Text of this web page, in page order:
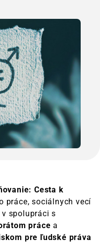
Cesta k
práce, sociálnych vecí
spolupráci s
práce a
pre ľudské práva